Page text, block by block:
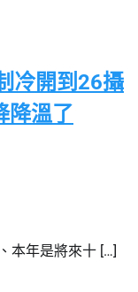
冷開到26攝
降溫了
本年是將來十 […]